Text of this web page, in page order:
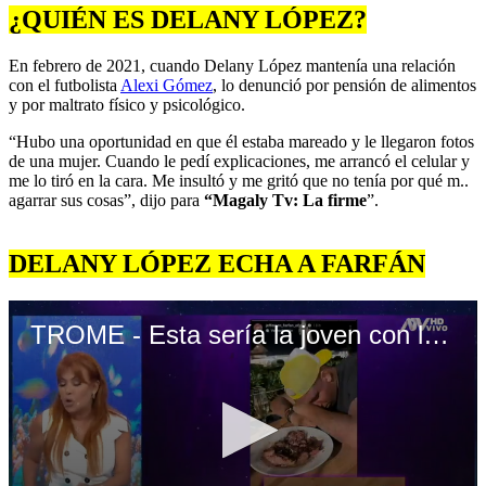
¿QUIÉN ES DELANY LÓPEZ?
En febrero de 2021, cuando Delany López mantenía una relación
con el futbolista Alexi Gómez, lo denunció por pensión de alimentos
y por maltrato físico y psicológico.
“Hubo una oportunidad en que él estaba mareado y le llegaron fotos
de una mujer. Cuando le pedí explicaciones, me arrancó el celular y
me lo tiró en la cara. Me insultó y me gritó que no tenía por qué m..
agarrar sus cosas”, dijo para “Magaly Tv: La firme”.
DELANY LÓPEZ ECHA A FARFÁN
TROME - Esta sería la joven con la que Farfán celebró el último San Valentín: Las pistas los delatan